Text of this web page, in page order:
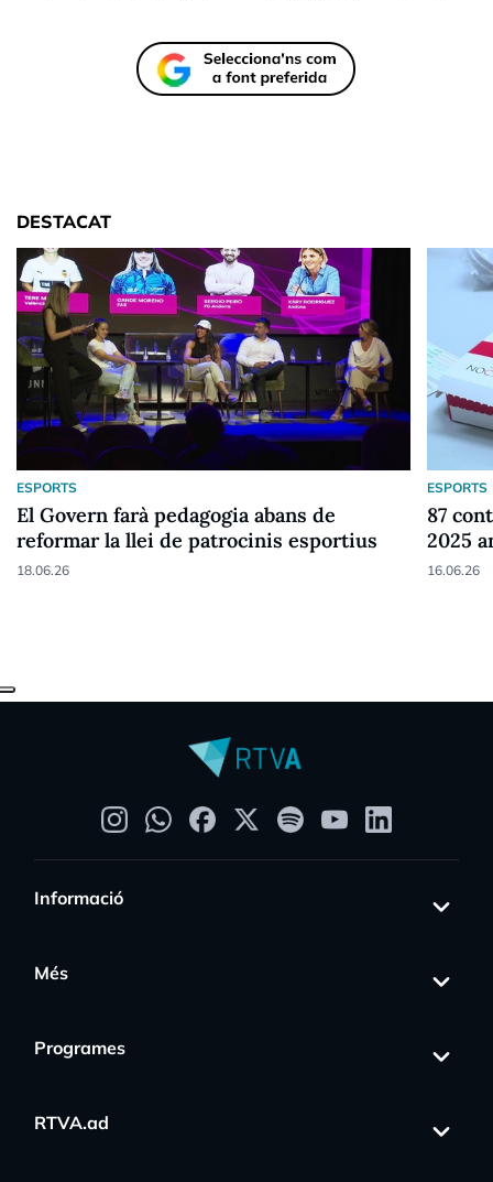
DESTACAT
ESPORTS
El Govern farà pedagogia abans de
reformar la llei de patrocinis esportius
18.06.26
ESPORTS
87
2025
16.06.26
Informació
Més
Programes
RTVA.ad